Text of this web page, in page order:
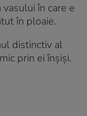
vasului în care e
în ploaie.
distinctiv al
prin ei înșiși.